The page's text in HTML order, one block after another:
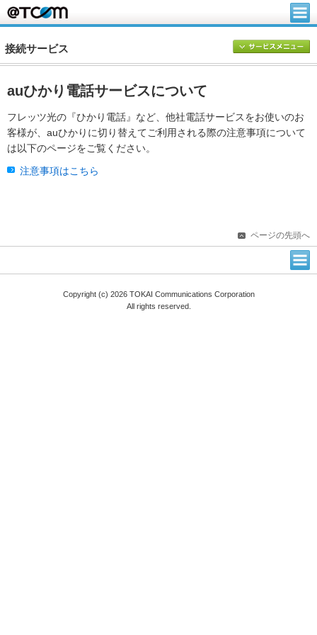
接続サービス
auひかり電話サービスについて
フレッツ光の『ひかり電話』など、他社電話サービスをお使いのお
客様が、auひかりに切り替えてご利用される際の注意事項について
は以下のページをご覧ください。
注意事項はこちら
ページの先頭へ
Copyright (c) 2026 TOKAI Communications Corporation
All rights reserved.